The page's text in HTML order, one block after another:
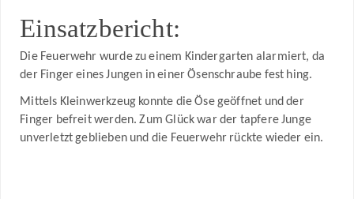
Einsatzbericht:
Die Feuerwehr wurde zu einem Kindergarten alarmiert, da
der Finger eines Jungen in einer Ösenschraube fest hing.
Mittels Kleinwerkzeug konnte die Öse geöffnet und der
Finger befreit werden. Zum Glück war der tapfere Junge
unverletzt geblieben und die Feuerwehr rückte wieder ein.